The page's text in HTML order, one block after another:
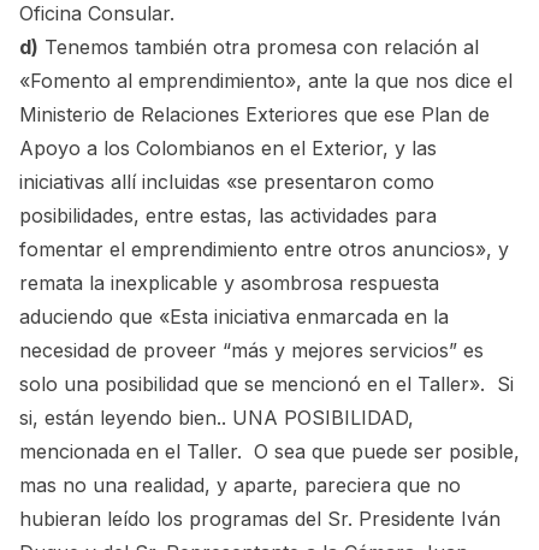
Oficina Consular.
d) Tenemos también otra promesa con relación al
«Fomento al emprendimiento», ante la que nos dice el
Ministerio de Relaciones Exteriores que ese Plan de
Apoyo a los Colombianos en el Exterior, y las
iniciativas allí incluidas «se presentaron como
posibilidades, entre estas, las actividades para
fomentar el emprendimiento entre otros anuncios», y
remata la inexplicable y asombrosa respuesta
aduciendo que «Esta iniciativa enmarcada en la
necesidad de proveer “más y mejores servicios” es
solo una posibilidad que se mencionó en el Taller». Si
si, están leyendo bien.. UNA POSIBILIDAD,
mencionada en el Taller. O sea que puede ser posible,
mas no una realidad, y aparte, pareciera que no
hubieran leído los programas del Sr. Presidente Iván